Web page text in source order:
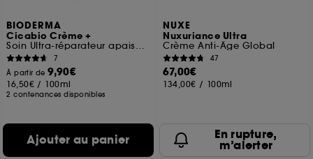
BIODERMA
Cicabio Crème +
Soin Ultra-réparateur apaisant
7
À partir de9,90€
16,50€ / 100ml
2 contenances disponibles
Ajouter au panier
NUXE
Nuxuriance Ultra
Crème Anti-Âge Global
47
67,00€
134,00€ / 100ml
En rupture,
m’alerter